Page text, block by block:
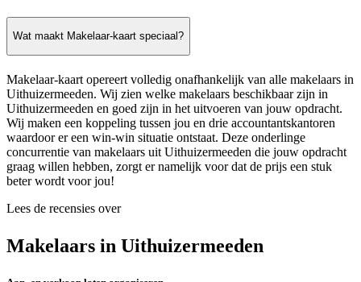
Wat maakt Makelaar-kaart speciaal?
Makelaar-kaart opereert volledig onafhankelijk van alle makelaars in
Uithuizermeeden. Wij zien welke makelaars beschikbaar zijn in
Uithuizermeeden en goed zijn in het uitvoeren van jouw opdracht.
Wij maken een koppeling tussen jou en drie accountantskantoren
waardoor er een win-win situatie ontstaat. Deze onderlinge
concurrentie van makelaars uit Uithuizermeeden die jouw opdracht
graag willen hebben, zorgt er namelijk voor dat de prijs een stuk
beter wordt voor jou!
Lees de recensies over
Makelaars in Uithuizermeeden